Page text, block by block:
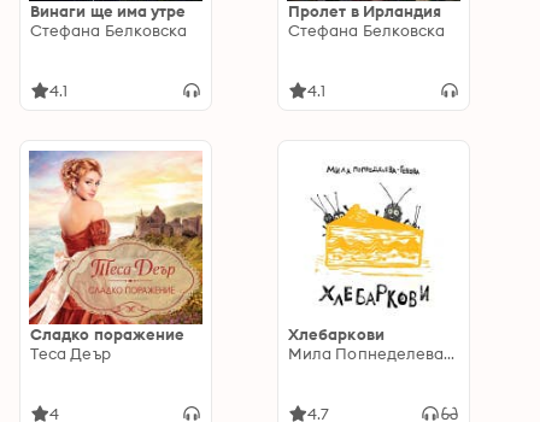
Винаги ще има утре
Стефана Белковска
4.1
Пролет в Ирландия
Стефана Белковска
4.1
Сладко поражение
Теса Деър
4
Хлебаркови
Мила Попнеделева-Генова
4.7